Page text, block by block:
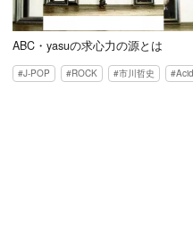
ABC・yasuの求心力の源とは
J-POP ROCK 市川哲史